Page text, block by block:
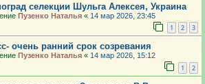
селекции Шульга Алексея, Украина
Пузенко Наталья « 14 мар 2026, 23:45
1 2 3
очень ранний срок созревания
Пузенко Наталья « 14 мар 2026, 15:12
1 2